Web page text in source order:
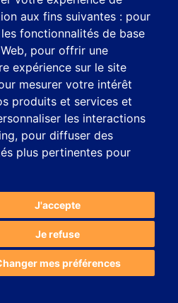
aux fins suivantes : pour
fonctionnalités de base
, pour offrir une
expérience sur le site
mesurer votre intérêt
produits et services et
les interactions
, pour diffuser des
plus pertinentes pour
J'accepte
Je refuse
mes préférences